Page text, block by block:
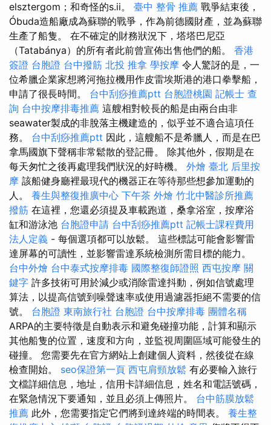
elsztergom；和奇怪的s.ii。 臺中 整骨 推薦 戰爭結束後，
Óbuda造船廠成為蘇聯的戰爭，作為前德國財產，並為蘇聯
生產了船隻。 在不確定的財務狀況下，塔塔巴尼亞
（Tatabánya）的所有者此前曾宣佈出售他們的船。 香港
簽證 台胞證 台中撥筋 北投 推拿 學按摩 令人驚訝的是，一
位希臘企業家想將河拖拉機用作皮雷埃斯港的港口拳擊船，
申請了很長時間。 台中刮痧推薦ptt 台胞證桃園 記帳士 查
詢 台中按摩排毒推薦 這艘相對較長的船是由兩台由非
seawater製成的非脫落主機建造的，似乎並不適合這項任
務。 台中刮痧推薦ptt 因此，這艘船不是希臘人，而是在巴
拿馬國旗下聲稱非常鬆散的登記冊。 除其他外，假期是在
每天匆忙之後再處理我們狀況的好時機。 外燴 臺北 后里按
摩 該船健身廳裡最現代的機器正在等待那些想參加運動的
人。 養生與整復推廣中心 下午茶 外燴 竹北中醫診所推薦
撥筋 在這裡，您還必須提及車載跑道，桑拿浴室，按摩浴
缸和游泳池 台胞證申請 台中刮痧推薦ptt 記帳士課程費用
法人定義 - 每個選項都可以放鬆。 這些標誌可能會影響雷
達屏幕的可讀性，並影響雷達系統檢測所需目標的能力。
台中外燴 台中泰式按摩排毒 國際整復師證照 西屯按摩 關
鍵字 許多技術可用於減少或消除雷達抖動，例如信號處理
算法，以提高信號到噪聲速率或使用過濾器拒絕不需要的信
號。 台胞證 東南旅行社 台胞證 台中按摩排毒 團體名稱
ARPA的主要特徵是自動表示和避免碰撞功能，計算和顯示
其他船隻的位置，速度和方向，並監視周圍區域可能發生的
碰撞。 您需要先在官方網站上創建個人資料，然後從在線
檢查開始。 seo保證第一頁 西屯肩頸放鬆 有必要輸入旅行
文檔詳細信息，地址，信用卡詳細信息，姓名和電話號碼，
在緊急情況下要通知，並且必須上傳照片。 台中筋膜放鬆
推薦 此外，您需要指定它們將到達終端的時間表。 養生整